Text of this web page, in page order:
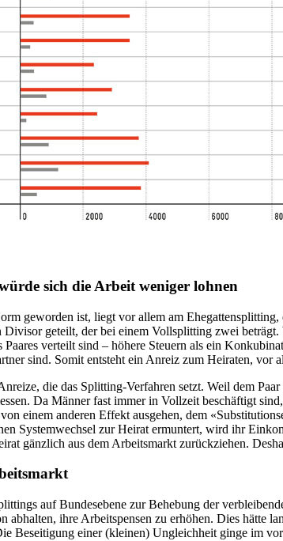
sich die Arbeit weniger lohnen
geworden ist, liegt vor allem am
Divisor geteilt, der bei einem Vollsplitting zwei
verteilt sind – höhere Steuern als ein
sind. Somit entsteht ein Anreiz zum Heiraten,
die das Splitting-Verfahren setzt. Weil dem
Da Männer fast immer in Vollzeit beschäftigt
einem anderen Effekt ausgehen, dem
Systemwechsel zur Heirat ermuntert, wird ihr
gänzlich aus dem Arbeitsmarkt zurückziehen.
auf Bundesebene zur Behebung der
abhalten, ihre Arbeitspensen zu erhöhen. Dies
Beseitigung einer (kleinen) Ungleichheit ginge im